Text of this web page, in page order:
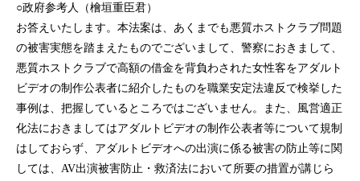
○政府参考人（檜垣重臣君）
お答えいたします。本法案は、あくまでも悪質ホストクラブ問題
の被害実態を踏まえたものでございまして、警察におきまして、
悪質ホストクラブで高額の借金を背負わされた女性客をアダルト
ビデオの制作公表者に紹介したものを職業安定法違反で検挙した
事例は、把握しているところではございません。また、風営適正
化法におきましてはアダルトビデオの制作公表者等について規制
はしておらず、アダルトビデオへの出演に係る被害の防止等に関
しては、AV出演被害防止・救済法において所要の措置が講じら